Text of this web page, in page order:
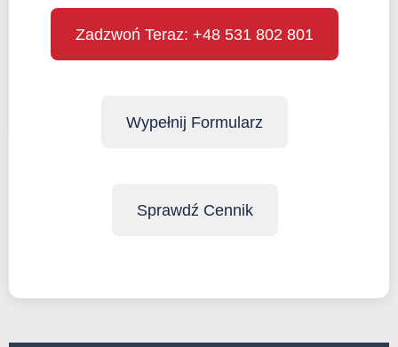
Zadzwoń Teraz: +48 531 802 801
Wypełnij Formularz
Sprawdź Cennik